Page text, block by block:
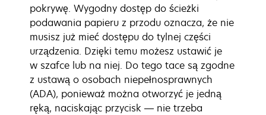
pokrywę. Wygodny dostęp do ścieżki
podawania papieru z przodu oznacza, że nie
musisz już mieć dostępu do tylnej części
urządzenia. Dzięki temu możesz ustawić je
w szafce lub na niej. Do tego tace są zgodne
z ustawą o osobach niepełnosprawnych
(ADA), ponieważ można otworzyć je jedną
ręką, naciskając przycisk — nie trzeba